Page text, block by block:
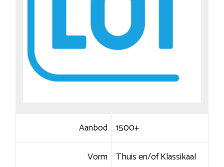
Aanbod 1500+
Vorm Thuis en/of Klassikaal